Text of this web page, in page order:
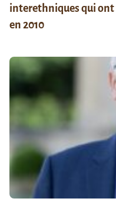
interethniques qui ont
en 2010